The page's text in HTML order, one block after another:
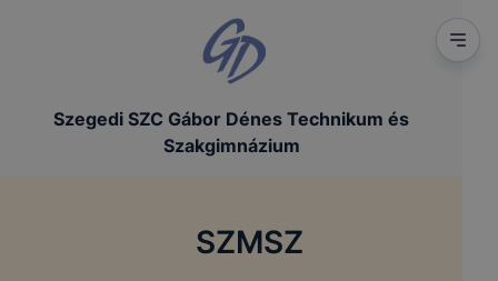
Szegedi SZC Gábor Dénes Technikum és
Szakgimnázium
SZMSZ